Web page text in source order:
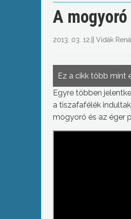
A
2013. 03. 12. Vidák
Ez a cikk több mint
Egyre többen
a tiszafafélék
mogyoró és az éger